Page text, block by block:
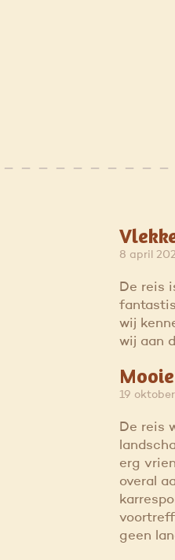
8 april
De reis
wij
wij aan
19
De reis
erg
overal
geen